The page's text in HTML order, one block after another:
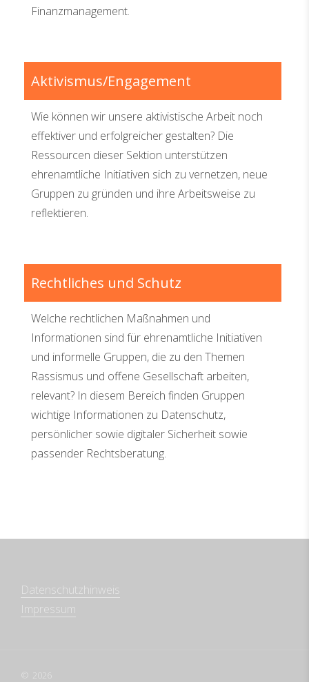
Finanzmanagement.
Aktivismus/Engagement
Wie können wir unsere aktivistische Arbeit noch
effektiver und erfolgreicher gestalten? Die
Ressourcen dieser Sektion unterstützen
ehrenamtliche Initiativen sich zu vernetzen, neue
Gruppen zu gründen und ihre Arbeitsweise zu
reflektieren.
Rechtliches und Schutz
Welche rechtlichen Maßnahmen und
Informationen sind für ehrenamtliche Initiativen
und informelle Gruppen, die zu den Themen
Rassismus und offene Gesellschaft arbeiten,
relevant? In diesem Bereich finden Gruppen
wichtige Informationen zu Datenschutz,
persönlicher sowie digitaler Sicherheit sowie
passender Rechtsberatung.
Datenschutzhinweis
Impressum
2026